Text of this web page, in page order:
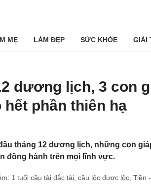
MẸ LÀM ĐẸP SỨC KHỎE GIẢI
dương lịch, 3 con
hết phần thiên hạ
tháng 12 dương lịch, những con
đồng hành trên mọi lĩnh vực.
1 tuổi cầu tài đắc tài, cầu lộc được lộc, Tiền